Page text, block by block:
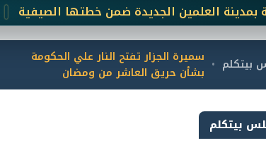
العلمين الجديدة ضمن خطتها الصيفية
بيتكلم • سميرة الجزار تفتح النار علي الحكومة
بشأن حريق العاشر من ومضان
بيتكلم